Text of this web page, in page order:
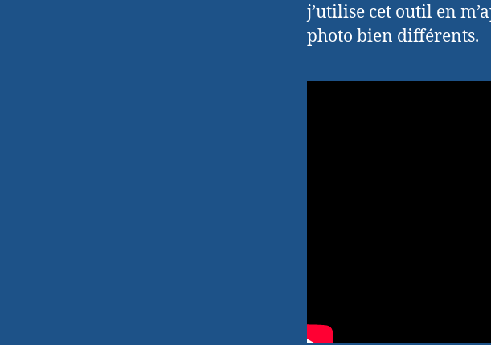
j’utilise cet outil en
photo bien différents.